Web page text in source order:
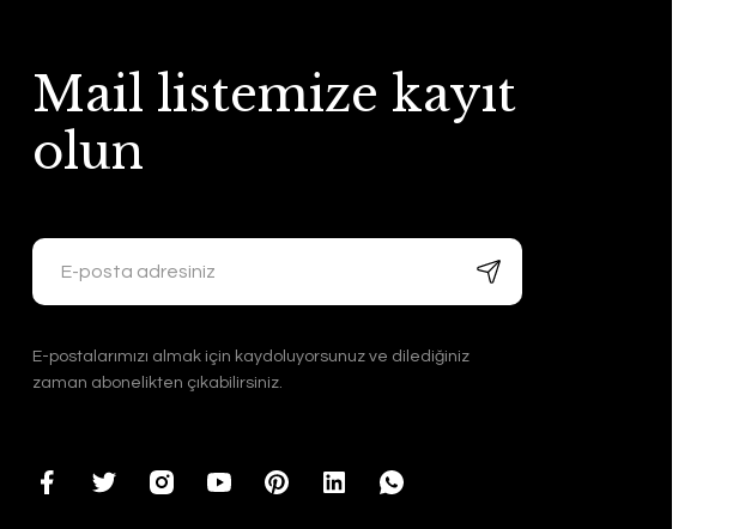
Mail listemize kayıt
olun
E-postalarımızı almak için kaydoluyorsunuz ve dilediğiniz
zaman abonelikten çıkabilirsiniz.